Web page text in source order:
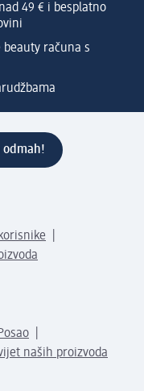
49 € i besplatno
računa s
odmah!
naših proizvoda